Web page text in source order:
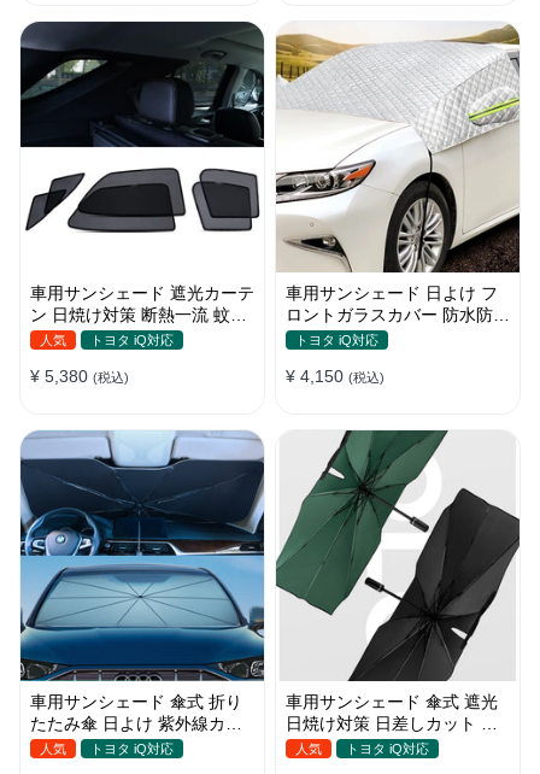
車用サンシェード 遮光カーテ
ン 日焼け対策 断熱一流 蚊よ
け 汎用 マグネット付き 取付
人気 トヨタ iQ対応
¥ 5,380 (税込)
車用サンシェード 日よけ フ
ロントガラスカバー 防水防塵
遮光断熱 折畳 収納簡単 降雨
トヨタ iQ対応
¥ 4,150 (税込)
車用サンシェード 傘式 折り
たたみ傘 日よけ 紫外線カッ
ト 車保護 車種汎用 収納便利
人気 トヨタ iQ対応
車用サンシェード 傘式 遮光
日焼け対策 日差しカット 断
熱 遮光 窓ガラスブレーカー
人気 トヨタ iQ対応